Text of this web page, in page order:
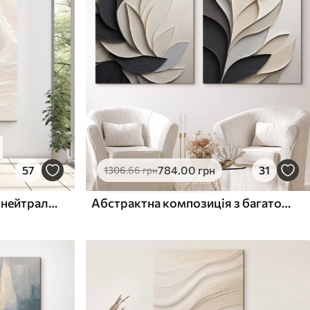
57
Абстрактні плавні лінії в нейтральних відтінках
1306.66грн784.00 грн 31
Абстрактна композиція з багатошарового листя, вигнутих форм у чорному, білому та бежевому кольорах, фактурне мистецтво